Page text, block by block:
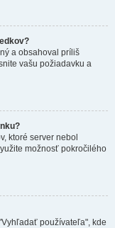
a obsahoval príliš
vašu požiadavku a
ktoré server nebol
možnosť pokročilého
používateľa", kde